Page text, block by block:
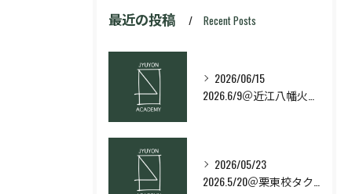
最近の投稿 Recent Posts
2026/06/15
2026/05/23